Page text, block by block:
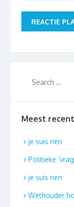
Meest
je suis rien
Politieke
je suis rien
Wethouder